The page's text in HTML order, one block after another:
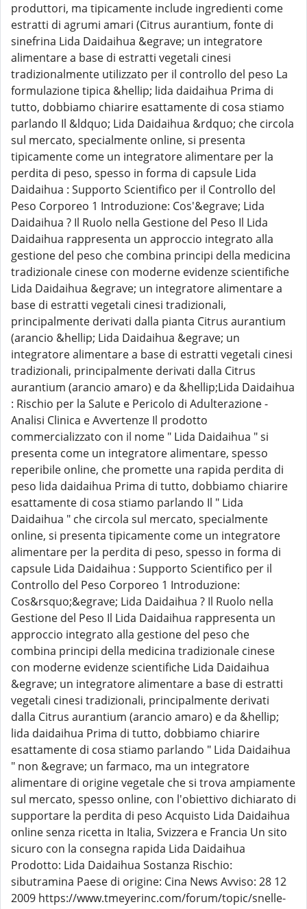
produttori, ma tipicamente include ingredienti come
estratti di agrumi amari (Citrus aurantium, fonte di
sinefrina Lida Daidaihua &egrave; un integratore
alimentare a base di estratti vegetali cinesi
tradizionalmente utilizzato per il controllo del peso La
formulazione tipica &hellip; lida daidaihua Prima di
tutto, dobbiamo chiarire esattamente di cosa stiamo
parlando Il &ldquo; Lida Daidaihua &rdquo; che circola
sul mercato, specialmente online, si presenta
tipicamente come un integratore alimentare per la
perdita di peso, spesso in forma di capsule Lida
Daidaihua : Supporto Scientifico per il Controllo del
Peso Corporeo 1 Introduzione: Cos'&egrave; Lida
Daidaihua ? Il Ruolo nella Gestione del Peso Il Lida
Daidaihua rappresenta un approccio integrato alla
gestione del peso che combina principi della medicina
tradizionale cinese con moderne evidenze scientifiche
Lida Daidaihua &egrave; un integratore alimentare a
base di estratti vegetali cinesi tradizionali,
principalmente derivati dalla pianta Citrus aurantium
(arancio &hellip; Lida Daidaihua &egrave; un
integratore alimentare a base di estratti vegetali cinesi
tradizionali, principalmente derivati dalla Citrus
aurantium (arancio amaro) e da &hellip;Lida Daidaihua
: Rischio per la Salute e Pericolo di Adulterazione -
Analisi Clinica e Avvertenze Il prodotto
commercializzato con il nome " Lida Daidaihua " si
presenta come un integratore alimentare, spesso
reperibile online, che promette una rapida perdita di
peso lida daidaihua Prima di tutto, dobbiamo chiarire
esattamente di cosa stiamo parlando Il " Lida
Daidaihua " che circola sul mercato, specialmente
online, si presenta tipicamente come un integratore
alimentare per la perdita di peso, spesso in forma di
capsule Lida Daidaihua : Supporto Scientifico per il
Controllo del Peso Corporeo 1 Introduzione:
Cos&rsquo;&egrave; Lida Daidaihua ? Il Ruolo nella
Gestione del Peso Il Lida Daidaihua rappresenta un
approccio integrato alla gestione del peso che
combina principi della medicina tradizionale cinese
con moderne evidenze scientifiche Lida Daidaihua
&egrave; un integratore alimentare a base di estratti
vegetali cinesi tradizionali, principalmente derivati
dalla Citrus aurantium (arancio amaro) e da &hellip;
lida daidaihua Prima di tutto, dobbiamo chiarire
esattamente di cosa stiamo parlando " Lida Daidaihua
" non &egrave; un farmaco, ma un integratore
alimentare di origine vegetale che si trova ampiamente
sul mercato, spesso online, con l'obiettivo dichiarato di
supportare la perdita di peso Acquisto Lida Daidaihua
online senza ricetta in Italia, Svizzera e Francia Un sito
sicuro con la consegna rapida Lida Daidaihua
Prodotto: Lida Daidaihua Sostanza Rischio:
sibutramina Paese di origine: Cina News Avviso: 28 12
2009 https://www.tmeyerinc.com/forum/topic/snelle-